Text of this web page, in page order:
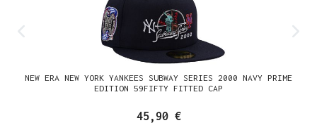
NEW ERA NEW YORK YANKEES SUBWAY SERIES 2000 NAVY PRIME
EDITION 59FIFTY FITTED CAP
45,90 €